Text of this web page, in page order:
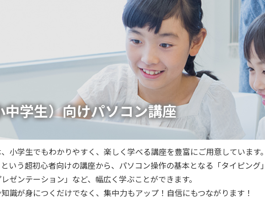
中学生）向けパソコン講座
小学生でもわかりやすく、楽しく学べる講座を豊富にご用意しています。
という超初心者向けの講座から、パソコン操作の基本となる「タイピン
ゼンテーション」など、幅広く学ぶことができます。
識が身につくだけでなく、集中力もアップ！自信にもつながります！